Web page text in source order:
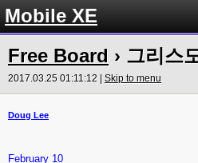
Mobile XE
Free Board › 그리스
2017.03.25 01:11:12 | Skip to menu
Doug Lee
February 10